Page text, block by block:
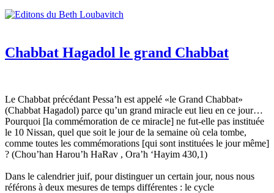
Chabbat Hagadol le grand Chabbat
Le Chabbat précédant Pessa’h est appelé «le Grand Chabbat»
(Chabbat Hagadol) parce qu’un grand miracle eut lieu en ce jour…
Pourquoi [la commémoration de ce miracle] ne fut-elle pas instituée
le 10 Nissan, quel que soit le jour de la semaine où cela tombe,
comme toutes les commémorations [qui sont instituées le jour même]
? (Chou’han Harou’h HaRav , Ora’h ‘Hayim 430,1)
Dans le calendrier juif, pour distinguer un certain jour, nous nous
référons à deux mesures de temps différentes : le cycle